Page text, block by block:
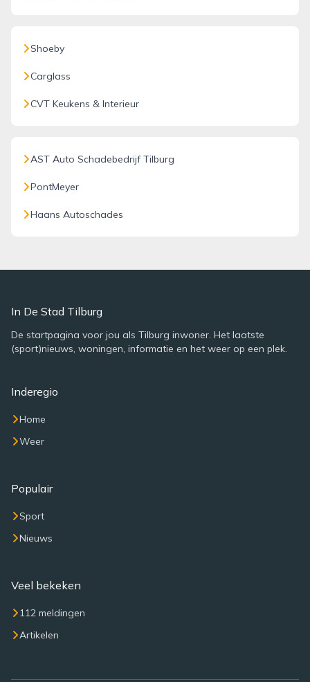
Shoeby
Carglass
CVT Keukens & Interieur
AST Auto Schadebedrijf Tilburg
PontMeyer
Haans Autoschades
In De Stad Tilburg
De startpagina voor jou als Tilburg inwoner. Het laatste
(sport)nieuws, woningen, informatie en het weer op een plek.
Inderegio
Home
Weer
Populair
Sport
Nieuws
Veel bekeken
112 meldingen
Artikelen